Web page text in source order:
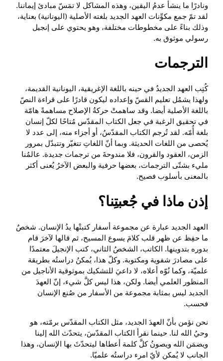
ونادرًا ما ينشأ عدمُ اليقين، وهذه المشاكل لا تمَسّ مبادئ إيماننا.
لقد تمّ جمع مكوِّنات العهد الجديد بلغته الأصلية (اليونانية) بعناية،
وذلك بناءً على مخطوطات مختلفة، وهو يحتوي على إنجيل
رسولي موثوق به.
الترجمات
كُتِب العهد الجديدُ في حينه باللغة الإغريقية، اليونانية القديمة،
ولهذا يشمُل تعليم القسّ وإعداده ليكون قادرًا على قراءة النصّ
باللغة الأصلية أيضا. وقد ساهمتْ حركةُ الإصلاح مساهمةً هامّة
في تحقيق الرغبة في جعل الكتاب المقدّس مُتاحًا لكلّ إنسان
بلغة أُمّه. لقد تُرجم الكتاب المقدّسُ، أو أجزاء منه، إلى عدد لا
يُحصى من اللغات الحديثة. وبما أنّ اللغاتِ تتغيّر وتتبدّل بمرور
الزمن، العقود والقرون، فلا مندوحةَ من ترجمات جديدة. عالمُنا
مليء بشتّى الترجمات، بعضها حرفية والبعض الآخرُ يُعنى أكثر
بالمعنى بأسلوب فصيح.
إذن ماذا في جُعبتِنا؟
العهد الجديد عبارة عن مجموعة أسفار كتبتْها يدُ الإنسان. شخصٌ
ما حفِظ عن ظهر قلب كلامَ يسوع المسيح، ثم قالها لآخرَ قام
بدوره بتدوينها. الكاتب، الشخصُ الثاني، كتب الإنجيلَ معتمدًا
على مصادرَ شفوية ومكتوبة. وكلّ هذا، يُمكنُ دراستُه بطريقة
علميّة، وكما نُوّه أعلاه، لا داعيَ للتشكيك بموثوقية الأناجيل من
المنظور العلمي أيضا. ولكن، هذا ليس كلَّ شيء، إنّ العهدَ
الجديد ليس بمثابة مجموعة من الأسفار من صُنع الإنسان
فحسب.
نحن نؤمن بأنّ العهدَ الجديد، مثل الكتاب المقدّس برمّته، هو
وحيُ الله لنا. حينما نقرأ الكتاب المقدّسَ، يتحدّث الله إلينا
ويضمَن الله ويصونُ كلَّ كلمة أعطاها ليتحدّثَ بها الإنسان، وهذا
الجانب لا يُمكن لأيّ امرء دراستُه علميّا.